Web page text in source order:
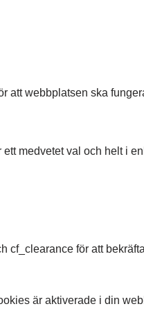
att webbplatsen ska
medvetet val och helt i
cf_clearance för att
är aktiverade i din